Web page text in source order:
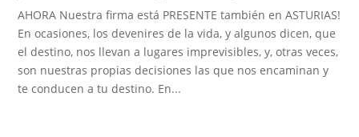
AHORA Nuestra firma está PRESENTE también en ASTURIAS!
En ocasiones, los devenires de la vida, y algunos dicen, que
el destino, nos llevan a lugares imprevisibles, y, otras veces,
son nuestras propias decisiones las que nos encaminan y
te conducen a tu destino. En...